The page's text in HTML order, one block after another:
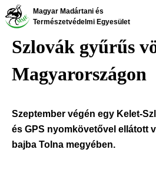
Ugrás
tartalomra
Magyar Madártani és
Természetvédelmi Egyesület
Szlovák gyűrűs
Magyarországon
Szeptember végén egy Kelet-
és GPS nyomkövetővel ellátott
bajba Tolna megyében.